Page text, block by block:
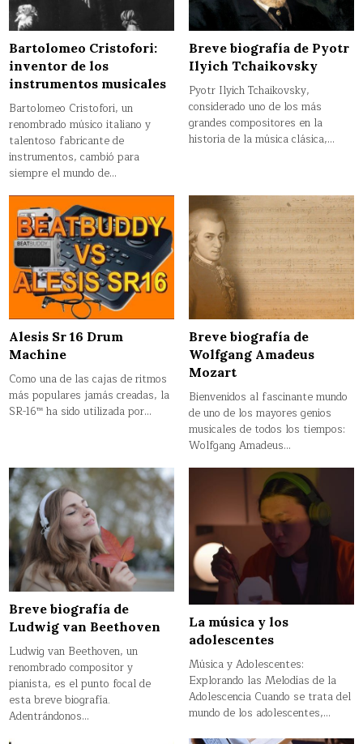
Bartolomeo Cristofori:
inventor de los
instrumentos musicales
Bartolomeo Cristofori, un
renombrado músico italiano y
talentoso fabricante de
instrumentos, cambió para
siempre el mundo de…
Breve biografía de Pyotr
Ilyich Tchaikovsky
Pyotr Ilyich Tchaikovsky,
considerado uno de los más
grandes compositores en la
historia de la música clásica,…
Alesis Sr 16 Drum
Machine
Como una de las cajas de ritmos
más populares jamás creadas, la
SR-16™ ha sido utilizada por…
Breve biografía de
Wolfgang Amadeus
Mozart
Bienvenidos al fascinante mundo
de uno de los mayores genios
musicales de todos los tiempos:
Wolfgang Amadeus…
Breve biografía de
Ludwig van Beethoven
Ludwig van Beethoven, un
renombrado compositor y
pianista, es el punto focal de
esta breve biografía.
Adentrándonos…
La música y los
adolescentes
Música y Adolescentes:
Explorando las Melodías de la
Adolescencia Cuando se trata del
mundo de los adolescentes,…